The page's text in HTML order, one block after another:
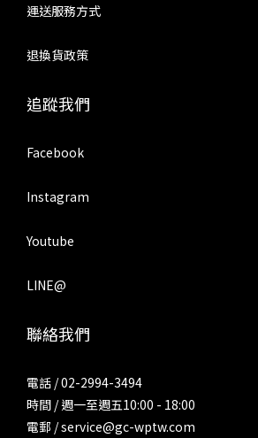
運送服務方式
退換貨政策
追蹤我們
Facebook
Instagram
Youtube
LINE@
聯絡我們
電話 / 02-2994-3494
時間 / 週一至週五10:00 - 18:00
電郵 / service@gc-wptw.com